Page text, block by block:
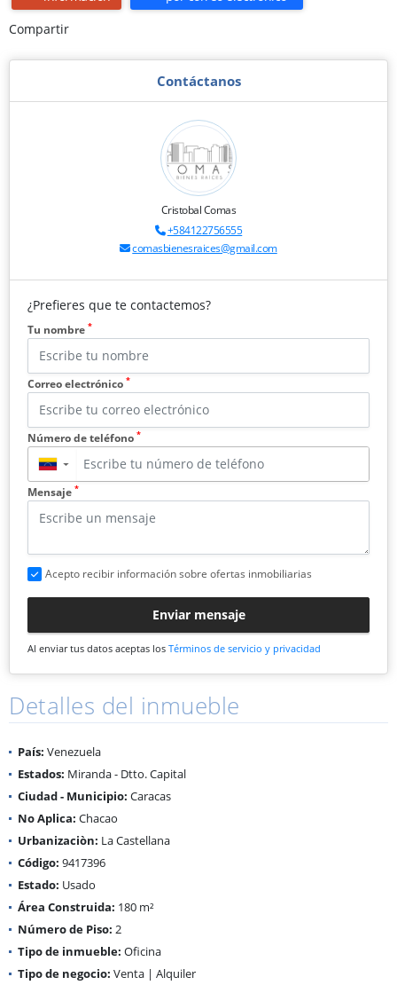
Compartir
Contáctanos
Cristobal Comas
+584122756555
comasbienesraices@gmail.com
¿Prefieres que te contactemos?
Tu nombre *
Correo electrónico *
Número de teléfono *
▼
Mensaje *
Acepto recibir información sobre ofertas inmobiliarias
Enviar mensaje
Al enviar tus datos aceptas los Términos de servicio y privacidad
Detalles del inmueble
País: Venezuela
Estados: Miranda - Dtto. Capital
Ciudad - Municipio: Caracas
No Aplica: Chacao
Urbanizaciòn: La Castellana
Código: 9417396
Estado: Usado
Área Construida: 180 m²
Número de Piso: 2
Tipo de inmueble: Oficina
Tipo de negocio: Venta | Alquiler